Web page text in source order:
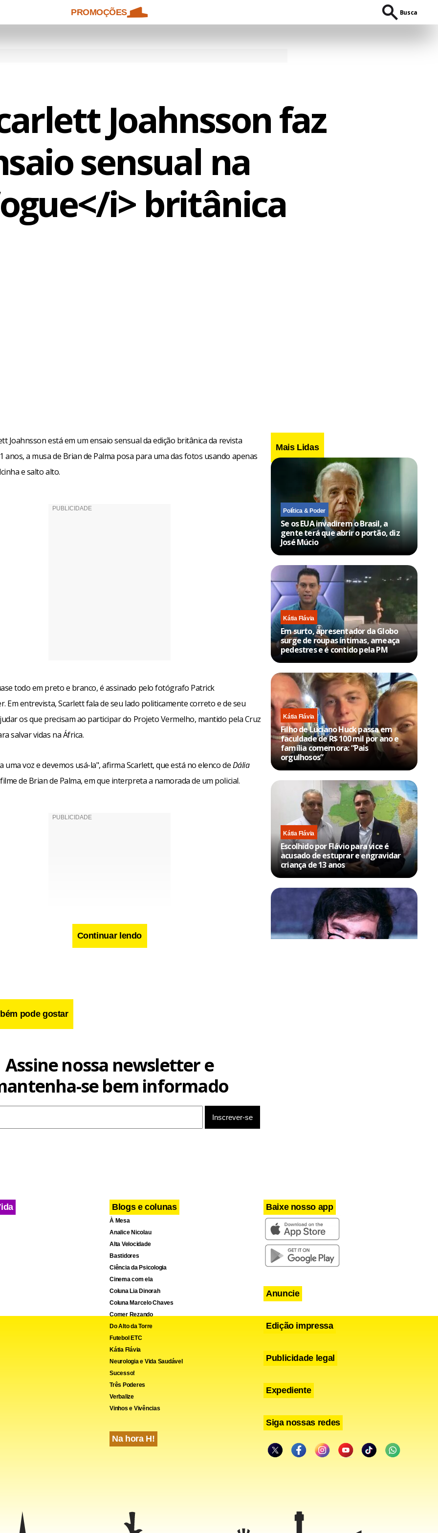
PROMOÇÕES Busca
Joahnsson faz
sensual na
i> britânica
Joahnsson está em um ensaio sensual da edição britânica da revista
anos, a musa de Brian de Palma posa para uma das fotos usando apenas
e salto alto.
todo em preto e branco, é assinado pelo fotógrafo Patrick
Em entrevista, Scarlett fala de seu lado politicamente correto e de seu
os que precisam ao participar do Projeto Vermelho, mantido pela Cruz
salvar vidas na África.
uma voz e devemos usá-la", afirma Scarlett, que está no elenco deDália
de Brian de Palma, em que interpreta a namorada de um policial.
LinkedIn
Twitter
X
Continuar lendo
pode gostar
Mais Lidas
Política & Poder
Se os EUA invadirem o Brasil, a
gente terá que abrir o portão, diz
José Múcio
Kátia Flávia
Em surto, apresentador da Globo
surge de roupas íntimas, ameaça
pedestres e é contido pela PM
Kátia Flávia
Filho de Luciano Huck passa em
faculdade de R$ 100 mil por ano e
família comemora: “Pais
orgulhosos”
Kátia Flávia
Escolhido por Flávio para vice é
acusado de estuprar e engravidar
criança de 13 anos
Assine nossa newsletter e
se bem informado
Blogs e colunas
À Mesa
Analice Nicolau
Alta Velocidade
Bastidores
Ciência da Psicologia
Cinema com ela
Coluna Lia Dinorah
Coluna Marcelo Chaves
Comer Rezando
Do Alto da Torre
Futebol ETC
Kátia Flávia
Neurologia e Vida Saudável
Sucesso!
Três Poderes
Verbalize
Vinhos e Vivências
Na hora H!
Baixe nosso app
Anuncie
Edição impressa
Publicidade legal
Expediente
Siga nossas redes